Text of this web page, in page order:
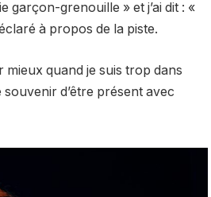
garçon-grenouille » et j’ai dit : «
à propos de la piste.
mieux quand je suis trop dans
souvenir d’être présent avec